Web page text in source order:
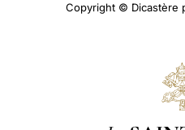
Copyright © Dicastère